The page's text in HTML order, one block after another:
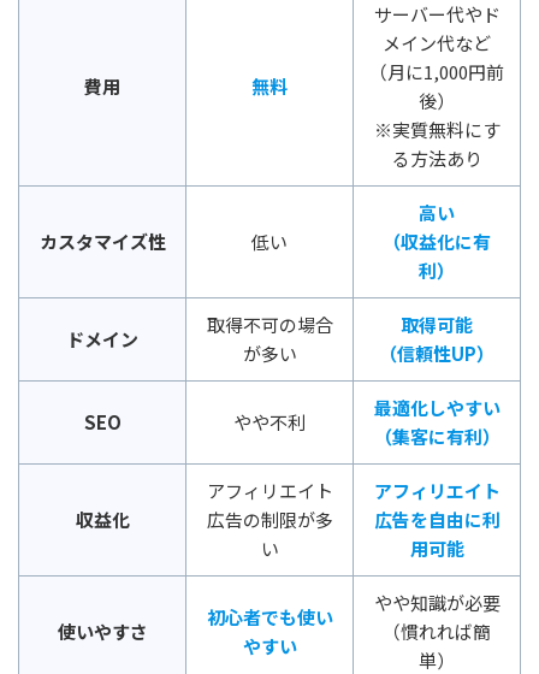
費用 無料
サーバー代やド
メイン代など
（月に1,000円前
後）
※実質無料にす
る方法あり
カスタマイズ性 低い
高い
（収益化に有
利）
ドメイン
取得不可の場合
が多い
取得可能
（信頼性UP）
SEO やや不利
最適化しやすい
（集客に有利）
収益化
アフィリエイト
広告の制限が多
い
アフィリエイト
広告を自由に利
用可能
使いやすさ
初心者でも使い
やすい
やや知識が必要
（慣れれば簡
単）